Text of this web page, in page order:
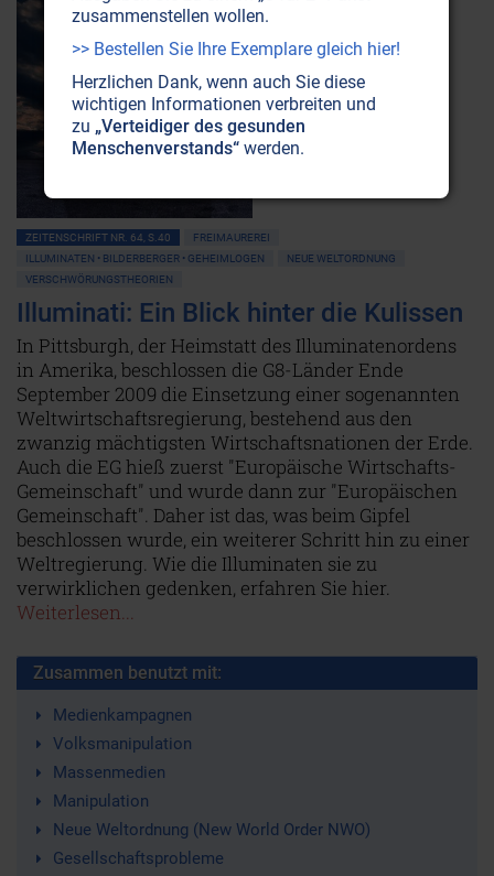
ZEITENSCHRIFT NR. 64, S.40
FREIMAUREREI
ILLUMINATEN • BILDERBERGER • GEHEIMLOGEN
NEUE WELTORDNUNG
VERSCHWÖRUNGSTHEORIEN
Illuminati: Ein Blick hinter die Kulissen
In Pittsburgh, der Heimstatt des Illuminatenordens
in Amerika, beschlossen die G8-Länder Ende
September 2009 die Einsetzung einer sogenannten
Weltwirtschaftsregierung, bestehend aus den
zwanzig mächtigsten Wirtschaftsnationen der Erde.
Auch die EG hieß zuerst "Europäische Wirtschafts-
Gemeinschaft" und wurde dann zur "Europäischen
Gemeinschaft". Daher ist das, was beim Gipfel
beschlossen wurde, ein weiterer Schritt hin zu einer
Weltregierung. Wie die Illuminaten sie zu
verwirklichen gedenken, erfahren Sie hier.
Weiterlesen...
Zusammen benutzt mit:
Medienkampagnen
Volksmanipulation
Massenmedien
Manipulation
Neue Weltordnung (New World Order NWO)
Gesellschaftsprobleme
zusammenstellen wollen.
>> Bestellen Sie Ihre Exemplare gleich hier!
Herzlichen Dank, wenn auch Sie diese
wichtigen Informationen verbreiten und
zu „Verteidiger des gesunden
Menschenverstands“ werden.